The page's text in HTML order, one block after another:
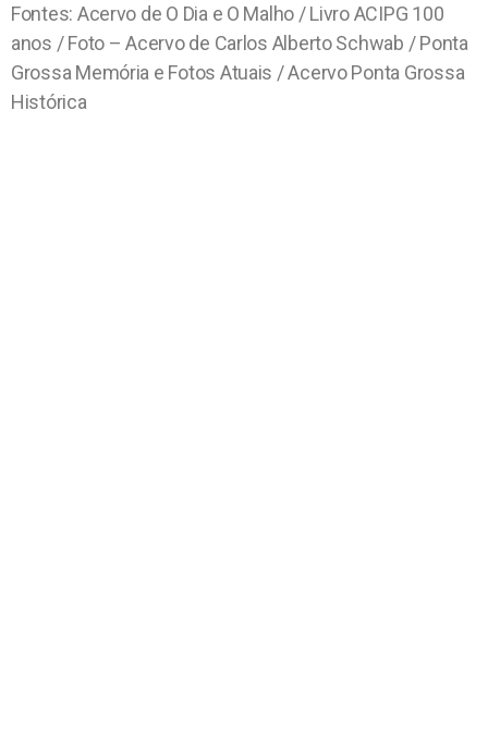
Fontes: Acervo de O Dia e O Malho / Livro ACIPG 100
anos / Foto – Acervo de Carlos Alberto Schwab / Ponta
Grossa Memória e Fotos Atuais / Acervo Ponta Grossa
Histórica